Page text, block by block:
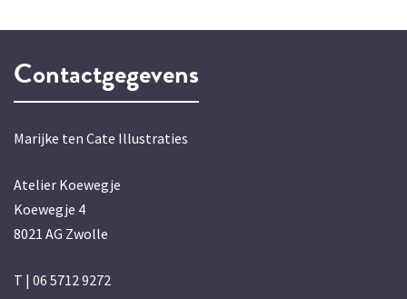
Contactgegevens
Marijke ten Cate Illustraties
Atelier Koewegje
Koewegje 4
8021 AG Zwolle
T | 06 5712 9272